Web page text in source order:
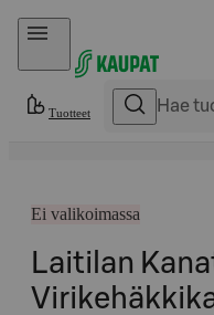
Hyppää sisältöön
Tuotteet
Ei valikoimassa
Laitilan